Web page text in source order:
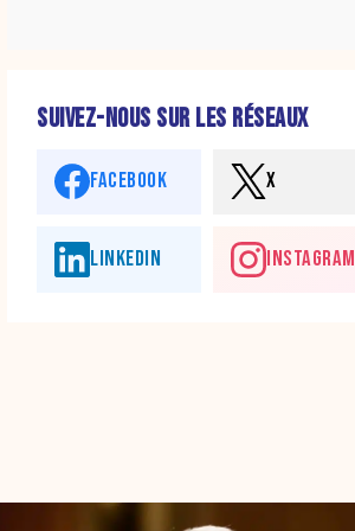
SUIVEZ-NOUS SUR LES RÉSEAUX
FACEBOOK X
LINKEDIN INSTAGRAM